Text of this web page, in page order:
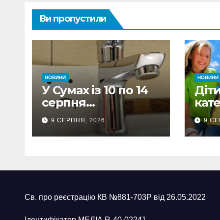
Ви пропустили
НОВИНИ
У Сумах із 10 по 14
серпня
обмежуватимуть
водопостачання:
де та коли не буде
9 СЕРПНЯ, 2026
НОВИНИ
9
Св. про реєстрацію КВ №881-703Р від 26.05.2022